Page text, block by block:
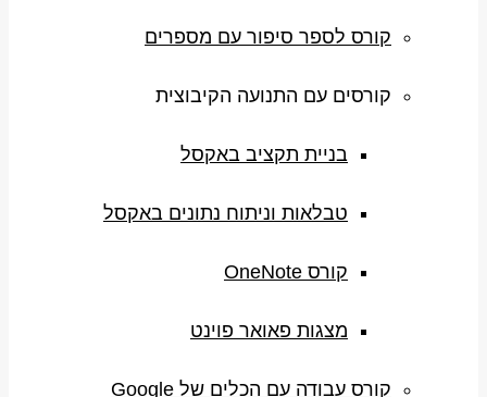
קורס לספר סיפור עם מספרים
קורסים עם התנועה הקיבוצית
בניית תקציב באקסל
טבלאות וניתוח נתונים באקסל
קורס OneNote
מצגות פאואר פוינט
קורס עבודה עם הכלים של Google